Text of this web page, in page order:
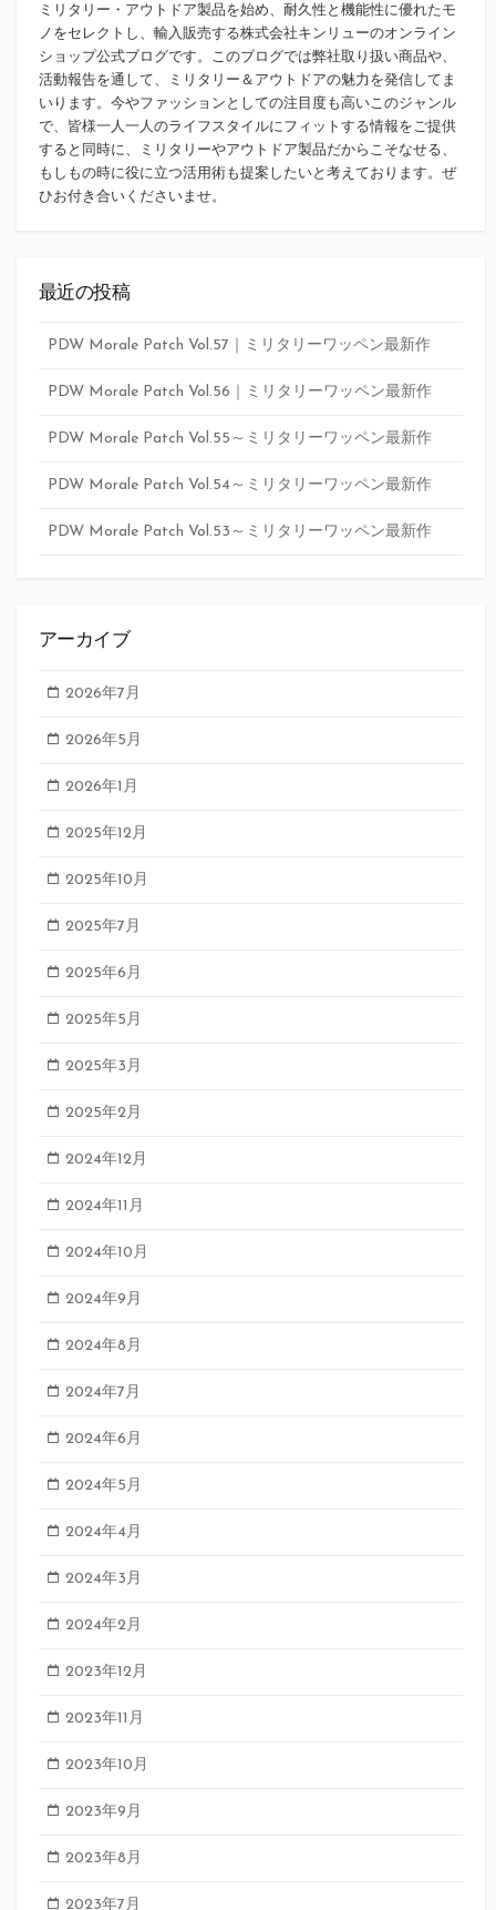
ミリタリー・アウトドア製品を始め、耐久性と機能性に優れたモ
ノをセレクトし、輸入販売する株式会社キンリューのオンライン
ショップ公式ブログです。このブログでは弊社取り扱い商品や、
活動報告を通して、ミリタリー＆アウトドアの魅力を発信してま
いります。今やファッションとしての注目度も高いこのジャンル
で、皆様一人一人のライフスタイルにフィットする情報をご提供
すると同時に、ミリタリーやアウトドア製品だからこそなせる、
もしもの時に役に立つ活用術も提案したいと考えております。ぜ
ひお付き合いくださいませ。
最近の投稿
PDW Morale Patch Vol.57｜ミリタリーワッペン最新作
PDW Morale Patch Vol.56｜ミリタリーワッペン最新作
PDW Morale Patch Vol.55～ミリタリーワッペン最新作
PDW Morale Patch Vol.54～ミリタリーワッペン最新作
PDW Morale Patch Vol.53～ミリタリーワッペン最新作
アーカイブ
2026年7月
2026年5月
2026年1月
2025年12月
2025年10月
2025年7月
2025年6月
2025年5月
2025年3月
2025年2月
2024年12月
2024年11月
2024年10月
2024年9月
2024年8月
2024年7月
2024年6月
2024年5月
2024年4月
2024年3月
2024年2月
2023年12月
2023年11月
2023年10月
2023年9月
2023年8月
2023年7月